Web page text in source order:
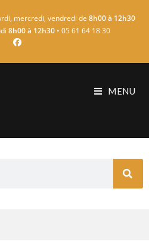
mercredi, vendredi de 8h00 à 12h30
8h00 à 12h30 • 05 61 64 18 30
MENU